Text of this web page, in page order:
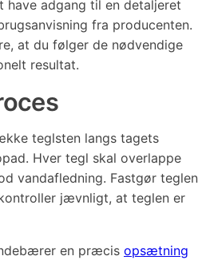
have adgang til en detaljeret
fra producenten.
at du følger de nødvendige
resultat.
teglsten langs tagets
Hver tegl skal overlappe
vandafledning. Fastgør teglen
jævnligt, at teglen er
en præcis opsætning